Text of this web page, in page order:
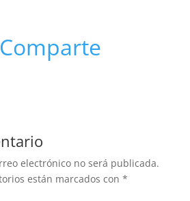
Comparte
electrónico no será publicada.
están marcados con *